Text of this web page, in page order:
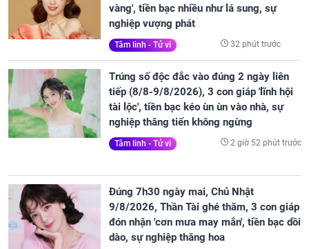
vàng', tiền bạc nhiều như lá sung, sự
nghiệp vượng phát
Tâm linh - Tử vi 32 phút trước
Trúng số độc đắc vào đúng 2 ngày liên
tiếp (8/8-9/8/2026), 3 con giáp 'lĩnh hội
tài lộc', tiền bạc kéo ùn ùn vào nhà, sự
nghiệp thăng tiến không ngừng
Tâm linh - Tử vi 2 giờ 52 phút trước
Đúng 7h30 ngày mai, Chủ Nhật
9/8/2026, Thần Tài ghé thăm, 3 con giáp
đón nhận 'cơn mưa may mắn', tiền bạc dồi
dào, sự nghiệp thăng hoa